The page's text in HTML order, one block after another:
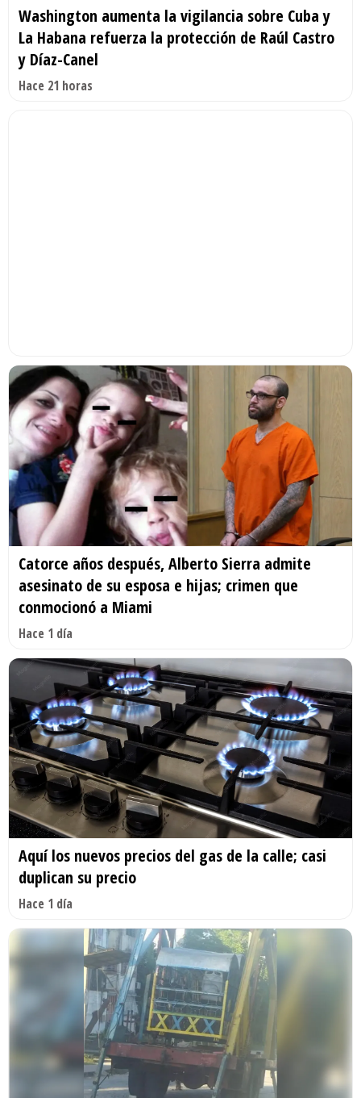
Washington aumenta la vigilancia sobre Cuba y
La Habana refuerza la protección de Raúl Castro
y Díaz-Canel
Hace 21 horas
Catorce años después, Alberto Sierra admite
asesinato de su esposa e hijas; crimen que
conmocionó a Miami
Hace 1 día
Aquí los nuevos precios del gas de la calle; casi
duplican su precio
Hace 1 día